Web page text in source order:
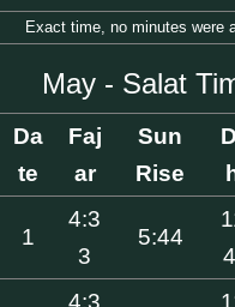
Exact time, no minutes were
May - Salat
Da
te
Faj
ar
Sun
Rise
1
4:3
3
5:44
4:3